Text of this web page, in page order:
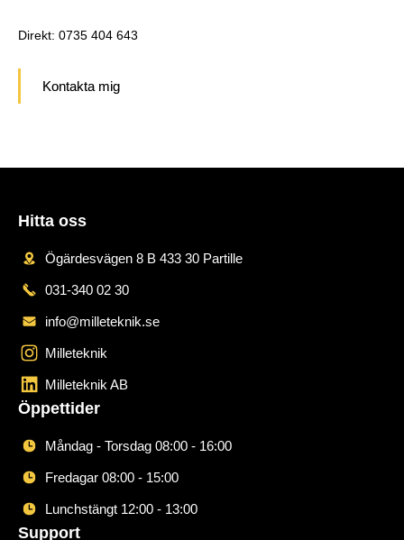
Direkt: 0735 404 643
Kontakta mig
Hitta oss
Ögärdesvägen 8 B 433 30 Partille
031-340 02 30
info@milleteknik.se
Milleteknik
Milleteknik AB
Öppettider
Måndag - Torsdag 08:00 - 16:00
Fredagar 08:00 - 15:00
Lunchstängt 12:00 - 13:00
Support